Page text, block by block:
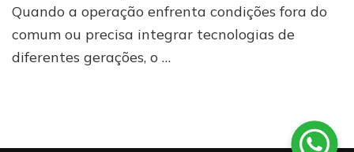
Elemag
Amister
para
Quando a operação enfrenta condições fora do
comum ou precisa integrar tecnologias de
diferentes gerações, o …